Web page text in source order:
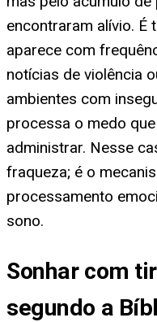
encontraram alívio. É
aparece com
notícias de violência
ambientes com
processa o medo
administrar. Nesse
fraqueza; é o
processamento
sono.
Sonhar com
segundo a